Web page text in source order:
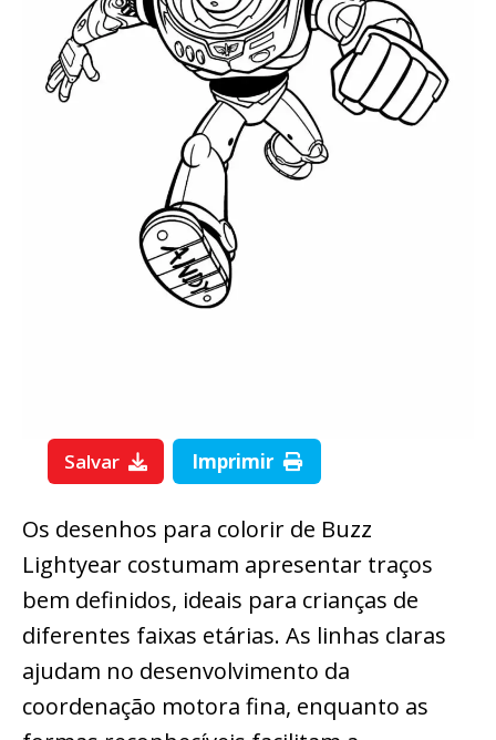
Salvar Imprimir
Os desenhos para colorir de Buzz
Lightyear costumam apresentar traços
bem definidos, ideais para crianças de
diferentes faixas etárias. As linhas claras
ajudam no desenvolvimento da
coordenação motora fina, enquanto as